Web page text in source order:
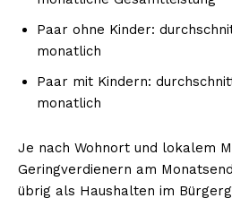
Paar ohne Kinder:
monatlich
Paar mit Kindern:
monatlich
Je nach Wohnort und lokalem
Geringverdienern am
übrig als Haushalten im